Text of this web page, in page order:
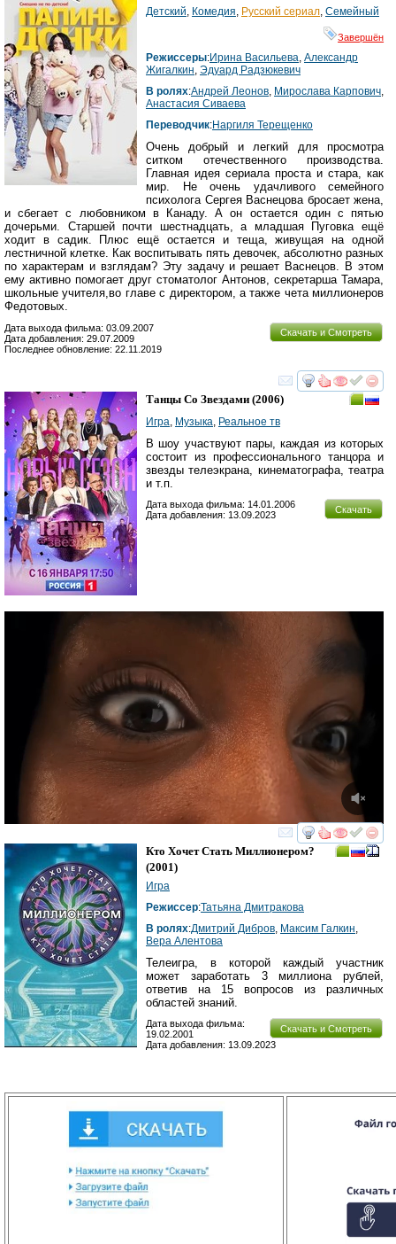
Детский, Комедия, Русский сериал, Семейный
Завершён
Режиссеры:Ирина Васильева, Александр
Жигалкин, Эдуард Радзюкевич
В ролях:Андрей Леонов, Мирослава Карпович,
Анастасия Сиваева
Переводчик:Наргиля Терещенко
Очень добрый и легкий для просмотра
ситком отечественного производства.
Главная идея сериала проста и стара, как
мир. Не очень удачливого семейного
психолога Сергея Васнецова бросает жена,
и сбегает с любовником в Канаду. А он остается один с пятью
дочерьми. Старшей почти шестнадцать, а младшая Пуговка ещё
ходит в садик. Плюс ещё остается и теща, живущая на одной
лестничной клетке. Как воспитывать пять девочек, абсолютно разных
по характерам и взглядам? Эту задачу и решает Васнецов. В этом
ему активно помогает друг стоматолог Антонов, секретарша Тамара,
школьные учителя,во главе с директором, а также чета миллионеров
Федотовых.
Скачать и Смотреть
Дата выхода фильма: 03.09.2007
Дата добавления: 29.07.2009
Последнее обновление: 22.11.2019
смотреть
Танцы Со Звездами (2006)
Игра Музыка Реальное тв
В шоу участвуют пары, каждая из которых
состоит из профессионального танцора и
звезды телеэкрана, кинематографа, театра
и т.п.
Скачать
Дата выхода фильма: 14.01.2006
Дата добавления: 13.09.2023
смотреть
Кто Хочет Стать Миллионером?
(2001)
Игра
Режиссер:Татьяна Дмитракова
В ролях:Дмитрий Дибров Максим Галкин
Вера Алентова
Телеигра, в которой каждый участник
может заработать 3 миллиона рублей,
ответив на 15 вопросов из различных
областей знаний.
Скачать и Смотреть
Дата выхода фильма:
19.02.2001
Дата добавления: 13.09.2023